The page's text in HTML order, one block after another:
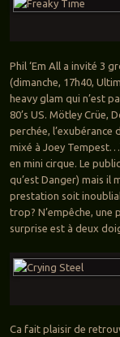
Phil ‘Em All a invité 3
(dimanche, 17h40,
heavy glam qui n’est
80’s US. Mötley Crüe,
perchée, l’exubérance
mixé à Joey
en mini cirque. Le
qu’est Danger) mais il
prestation soit
trop? N’empêche, une
surprise est à deux
Ca fait plaisir de